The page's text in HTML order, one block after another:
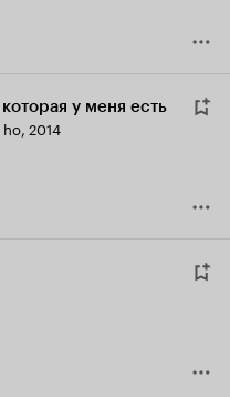
у меня есть
, 2014